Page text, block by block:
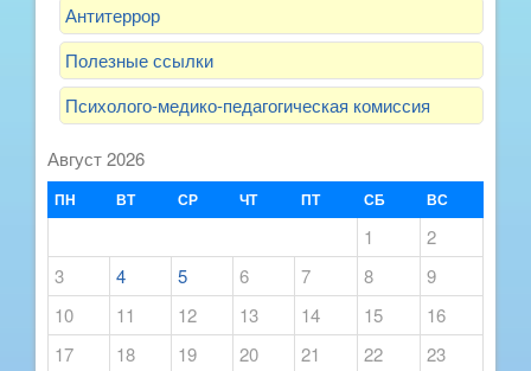
Антитеррор
Полезные ссылки
Психолого-медико-педагогическая комиссия
Август 2026
ПН ВТ СР ЧТ ПТ СБ ВС
1
2
3
4 5 6 7 8
9
10
11 12 13 14 15
16
17
18 19 20 21 22
23